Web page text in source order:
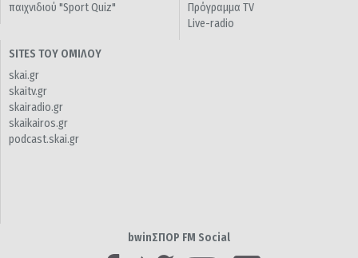
παιχνιδιού "Sport Quiz"
Πρόγραμμα TV
Live-radio
SITES ΤΟΥ ΟΜΙΛΟΥ
skai.gr
skaitv.gr
skairadio.gr
skaikairos.gr
podcast.skai.gr
bwinΣΠΟΡ FM Social